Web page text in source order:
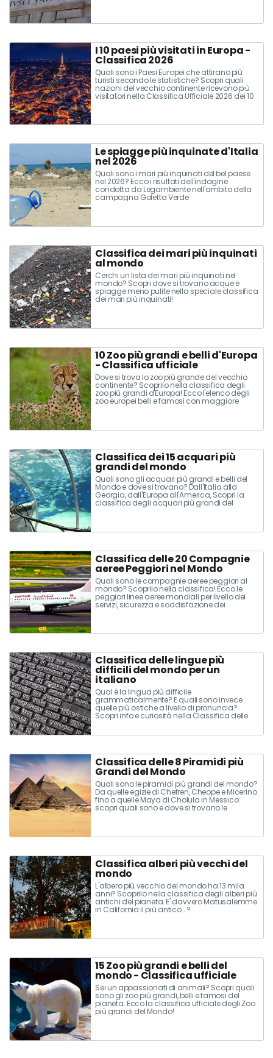
I 10 paesi più visitati in Europa -
Classifica 2026
Quali sono i Paesi Europei che attirano più
turisti secondo le statistiche? Scopri quali
nazioni del vecchio continente ricevono più
visitatori nella Classifica Ufficiale 2026 dei 10
Le spiagge più inquinate d'Italia
nel 2026
Quali sono i mari più inquinati del bel paese
nel 2026? Ecco i risultati dell'indagine
condotta da Legambiente nell'ambito della
campagna Goletta Verde
Classifica dei mari più inquinati
al mondo
Cerchi un lista dei mari più inquinati nel
mondo? Scopri dove si trovano acque e
spiagge meno pulite nella speciale classifica
dei mari più inquinati!
10 Zoo più grandi e belli d'Europa
- Classifica ufficiale
Dove si trova lo zoo più grande del vecchio
continente? Scoprilo nella classifica degli
zoo più grandi d'Europa! Ecco l'elenco degli
zoo europei belli e famosi con maggiore
estensione e numero di specie animali.
Classifica dei 15 acquari più
grandi del mondo
Quali sono gli acquari più grandi e belli del
Mondo e dove si trovano? Dall'Italia alla
Georgia, dall'Europa all'America, Scopri la
classifica degli acquari più grandi del
Classifica delle 20 Compagnie
aeree Peggiori nel Mondo
Quali sono le compagnie aeree peggiori al
mondo? Scoprilo nella classifica! Ecco le
peggiori linee aeree mondiali per livello dei
servizi, sicurezza e soddisfazione dei
Classifica delle lingue più
difficili del mondo per un
italiano
Qual è la lingua più difficile
grammaticalmente? E quali sono invece
quelle più ostiche a livello di pronuncia?
Scopri info e curiosità nella Classifica delle
lingue più difficili del mondo da imparare per
Classifica delle 8 Piramidi più
Grandi del Mondo
Quali sono le piramidi più grandi del mondo?
Da quelle egizie di Chefren, Cheope e Micerino
fino a quelle Maya di Cholula in Messico:
scopri quali sono e dove si trovano le
piramidi più grandi
Classifica alberi più vecchi del
mondo
L'albero più vecchio del mondo ha 13 mila
anni? Scoprilo nella classifica degli alberi più
antichi del pianeta. E' davvero Matusalemme
in California il più antico...?
15 Zoo più grandi e belli del
mondo - Classifica ufficiale
Sei un appassionati di animali? Scopri quali
sono gli zoo più grandi, belli e famosi del
pianeta. Ecco la classifica ufficiale degli Zoo
più grandi del Mondo!